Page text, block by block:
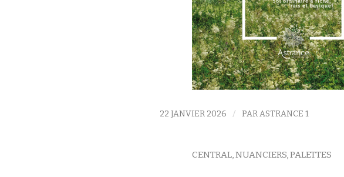
22 JANVIER 2026 / PARASTRANCE 1
CENTRAL NUANCIERS PALETTES